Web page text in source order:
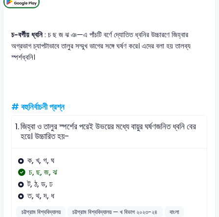
চ-বর্গীয় ধ্বনি: চ ছ জ ঝ ঞ—এ পাঁচটি বর্ণে দ্যোতিত ধ্বনির উচ্চারণে জিহ্বার
অগ্রভাগ চ্যাপটাভাবে তালুর সম্মুখ ভাগের সঙ্গে ঘর্ষণ করে। এদের বলা হয় তালব্য
স্পর্শধ্বনি।
# বহুনির্বাচনী প্রশ্ন
1.জিহ্বা ও তালুর স্পর্শের পরেই উভয়ের মধ্যে বায়ুর ঘর্ষণজনিত ধ্বনি বের
হয়ে। উচ্চারিত হয়-
ক, খ, গ, ঘ
চ, ছ, জ, ঝ
ট, ঠ, ড, ঢ
ত, থ, দ, ধ
চট্টগ্রাম বিশ্ববিদ্যালয় চট্টগ্রাম বিশ্ববিদ্যালয় — খ বিভাগ ২০২৩-২৪
বাংলা